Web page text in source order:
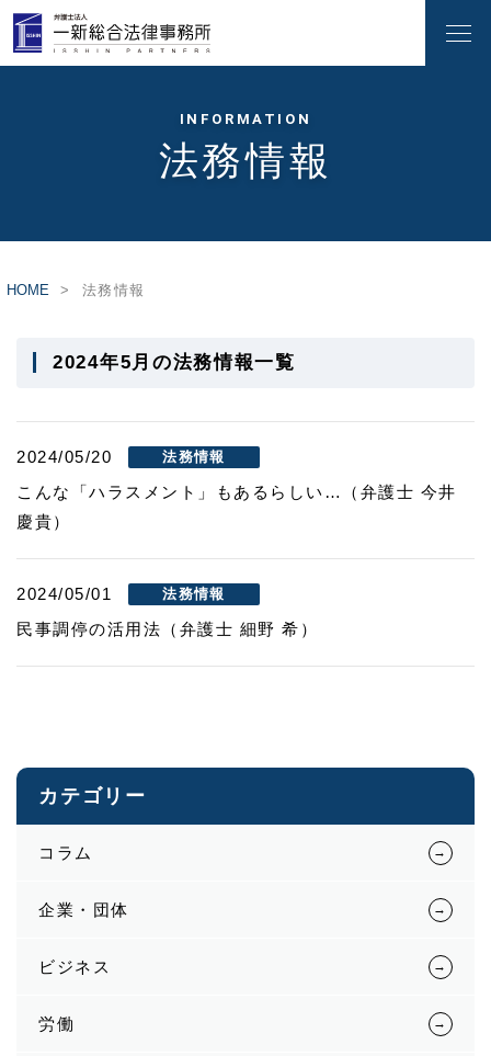
INFORMATION
法務情報
HOME 法務情報
2024年5月の法務情報一覧
2024/05/20 法務情報
こんな「ハラスメント」もあるらしい…（弁護士 今井
慶貴）
2024/05/01 法務情報
民事調停の活用法（弁護士 細野 希）
カテゴリー
コラム
企業・団体
ビジネス
労働